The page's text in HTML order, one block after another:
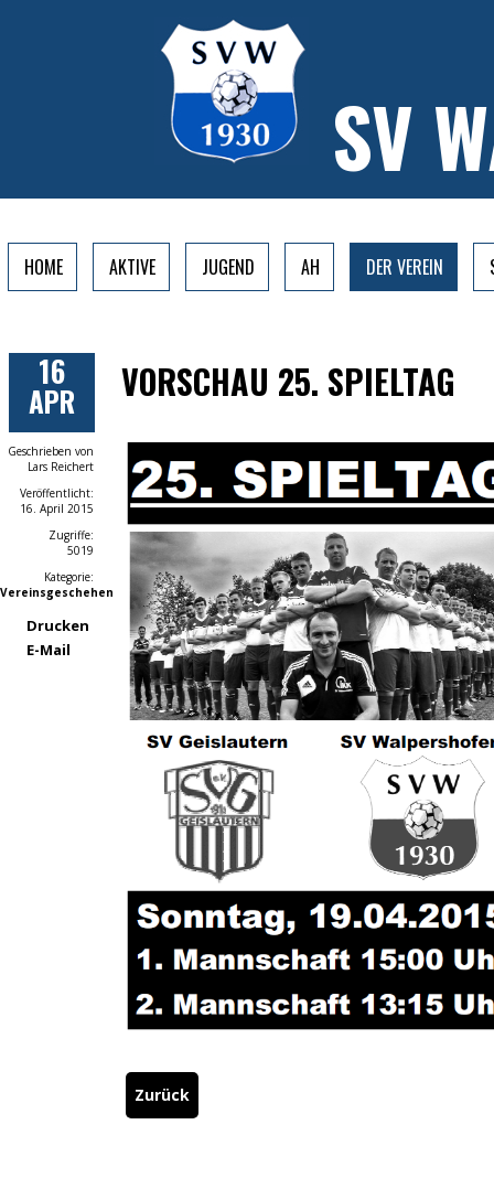
SV
HOME AKTIVE JUGEND AH DER VEREIN
16
APR
Geschrieben von
Lars Reichert
Veröffentlicht:
16. April 2015
Zugriffe:
5019
Kategorie:
Vereinsgeschehen
Drucken
E-Mail
VORSCHAU 25. SPIELTAG
Zurück